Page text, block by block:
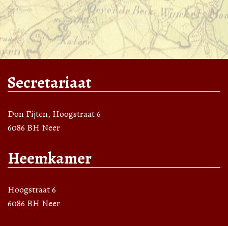
Secretariaat
Don Fijten, Hoogstraat 6
6086 BH Neer
Heemkamer
Hoogstraat 6
6086 BH Neer